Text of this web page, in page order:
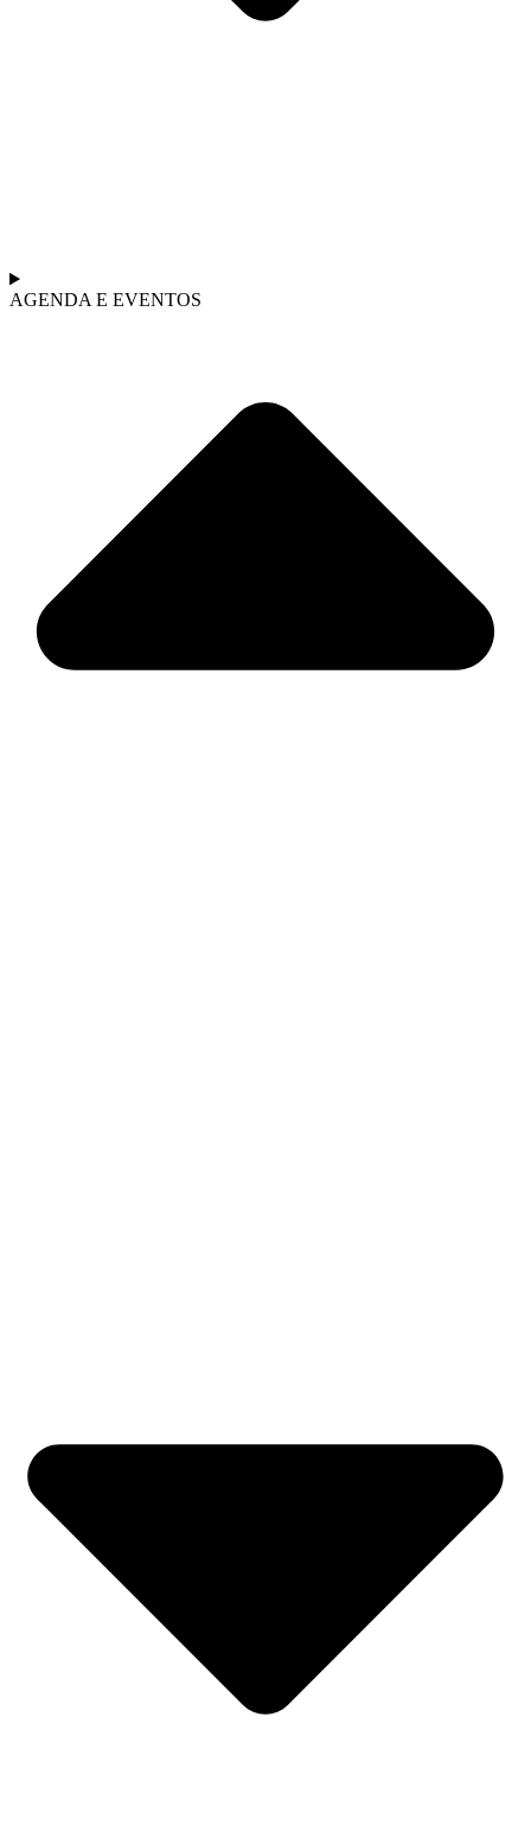
AGENDA E EVENTOS